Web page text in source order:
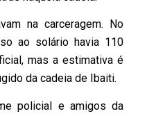
na carceragem. No
ao solário havia 110
mas a estimativa é
da cadeia de Ibaiti.
policial e amigos da